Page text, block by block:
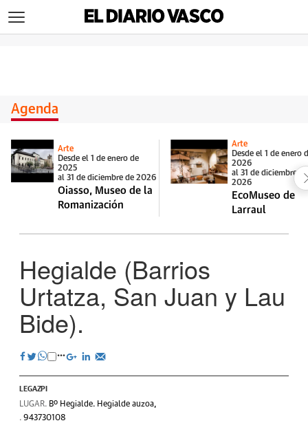
Agenda
Arte
Desde el 1 de enero de
2025
al 31 de diciembre de 2026
Oiasso, Museo de la
Romanización
Arte
Desde el 1 de enero
2026
al 31 de diciembre de
2026
EcoMuseo de
Larraul
Hegialde (Barrios
Urtatza, San Juan y Lau
Bide).
LEGAZPI
LUGAR. Bº Hegialde. Hegialde auzoa,
. 943730108